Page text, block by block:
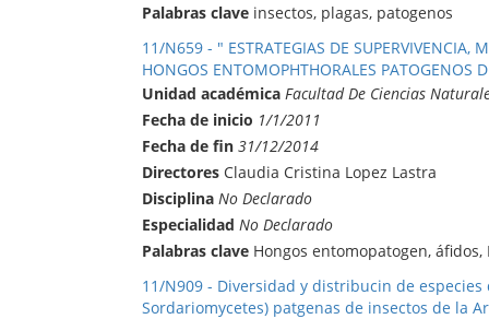
Palabras clave insectos, plagas, patogenos
11/N659 - " ESTRATEGIAS DE SUPERVIVENCIA,
HONGOS ENTOMOPHTHORALES PATOGENOS
Unidad académica Facultad De Ciencias
Fecha de inicio 1/1/2011
Fecha de fin 31/12/2014
Directores Claudia Cristina Lopez Lastra
Disciplina No Declarado
Especialidad No Declarado
Palabras clave Hongos entomopatogen,
11/N909 - Diversidad y distribucin de especies
Sordariomycetes) patgenas de insectos de la